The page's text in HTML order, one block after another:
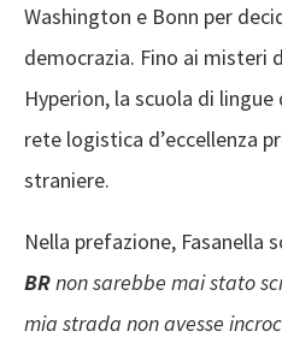
Washington e Bonn per
democrazia. Fino ai misteri
Hyperion, la scuola di
rete logistica d’eccellenza
straniere.
Nella prefazione, Fasanella
BRnon sarebbe mai stato
mia strada non avesse